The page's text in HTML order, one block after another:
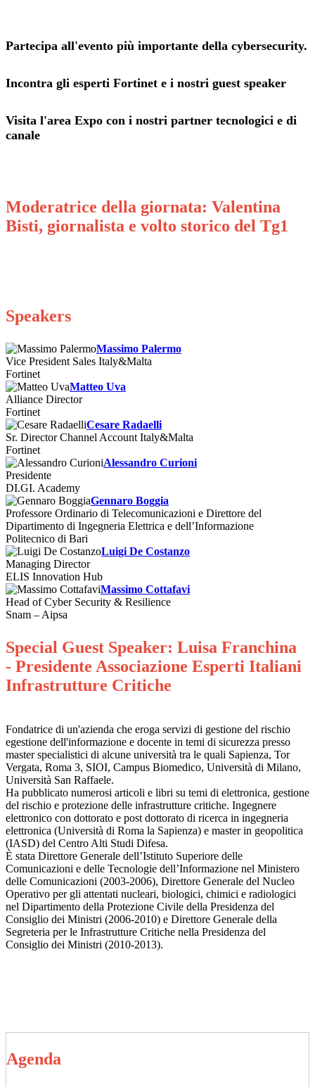
Partecipa all'evento più importante della cybersecurity.
Incontra gli esperti Fortinet e i nostri guest speaker
Visita l'area Expo con i nostri partner tecnologici e di
canale
Moderatrice della giornata: Valentina
Bisti, giornalista e volto storico del Tg1
Speakers
Massimo Palermo
Vice President Sales Italy&Malta
Fortinet
Matteo Uva
Alliance Director
Fortinet
Cesare Radaelli
Sr. Director Channel Account Italy&Malta
Fortinet
Alessandro Curioni
Presidente
DI.GI. Academy
Gennaro Boggia
Professore Ordinario di Telecomunicazioni e Direttore del
Dipartimento di Ingegneria Elettrica e dell’Informazione
Politecnico di Bari
Luigi De Costanzo
Managing Director
ELIS Innovation Hub
Massimo Cottafavi
Head of Cyber Security & Resilience
Snam – Aipsa
Special Guest Speaker: Luisa Franchina
- Presidente Associazione Esperti Italiani
Infrastrutture Critiche
Fondatrice di un'azienda che eroga servizi di gestione del rischio
egestione dell'informazione e docente in temi di sicurezza presso
master specialistici di alcune università tra le quali Sapienza, Tor
Vergata, Roma 3, SIOI, Campus Biomedico, Università di Milano,
Università San Raffaele.
Ha pubblicato numerosi articoli e libri su temi di elettronica, gestione
del rischio e protezione delle infrastrutture critiche. Ingegnere
elettronico con dottorato e post dottorato di ricerca in ingegneria
elettronica (Università di Roma la Sapienza) e master in geopolitica
(IASD) del Centro Alti Studi Difesa.
È stata Direttore Generale dell’Istituto Superiore delle
Comunicazioni e delle Tecnologie dell’Informazione nel Ministero
delle Comunicazioni (2003-2006), Direttore Generale del Nucleo
Operativo per gli attentati nucleari, biologici, chimici e radiologici
nel Dipartimento della Protezione Civile della Presidenza del
Consiglio dei Ministri (2006-2010) e Direttore Generale della
Segreteria per le Infrastrutture Critiche nella Presidenza del
Consiglio dei Ministri (2010-2013).
Agenda